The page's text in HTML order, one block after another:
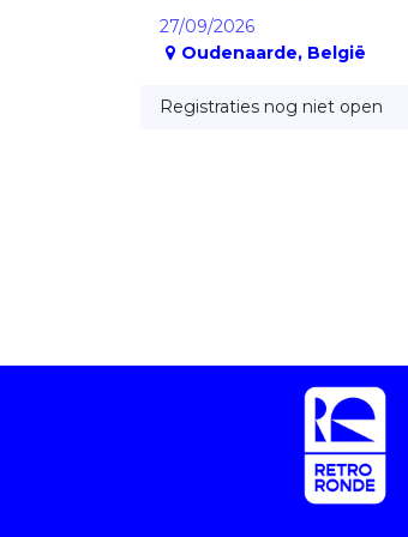
27/09/2026
Oudenaarde, België
Registraties nog niet open